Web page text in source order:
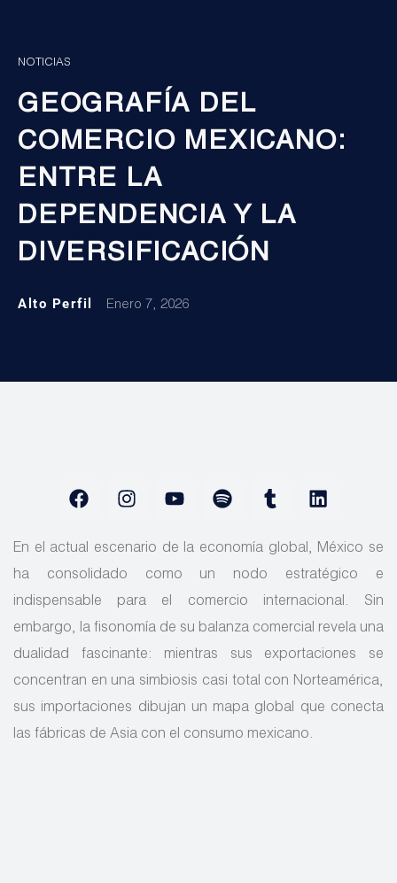
NOTICIAS
GEOGRAFÍA DEL
COMERCIO MEXICANO:
ENTRE LA
DEPENDENCIA Y LA
DIVERSIFICACIÓN
Alto Perfil Enero 7, 2026
En el actual escenario de la economía global, México se
ha consolidado como un nodo estratégico e
indispensable para el comercio internacional. Sin
embargo, la fisonomía de su balanza comercial revela una
dualidad fascinante: mientras sus exportaciones se
concentran en una simbiosis casi total con Norteamérica,
sus importaciones dibujan un mapa global que conecta
las fábricas de Asia con el consumo mexicano.